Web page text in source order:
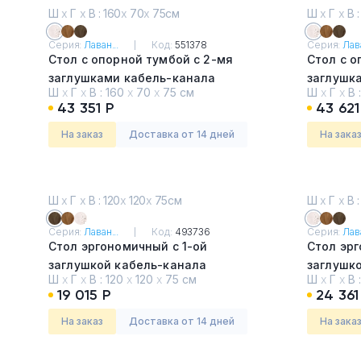
цены
По убыванию цены
Сначала новые
По популярности
Ш х Г х В : 160х 70х 75см
Серия:Лаван... Код: 551378
Стол с опорной тумбой с 2-мя
заглушками кабель-канала
Таксония светлая
Ш х Г х В : 160 х 70 х 75 см
43 351 Р
На заказ Доставка от 14 дней
Ш х Г х В
Серия:
Стол с
Ш х Г х В :
43
На заказ
Ш х Г х В : 120х 120х 75см
Серия:Лаван... Код: 493736
Стол эргономичный с 1-ой
заглушкой кабель-канала
Таксония темная
Ш х Г х В : 120 х 120 х 75 см
19 015 Р
На заказ Доставка от 14 дней
Ш х Г х В
Серия:
Стол
Ш х Г х В :
24
На заказ
Офисные шкафы
Офисные диваны
Сейфы и металлическая
Обеденная зона
Искусственные растения
Кашпо